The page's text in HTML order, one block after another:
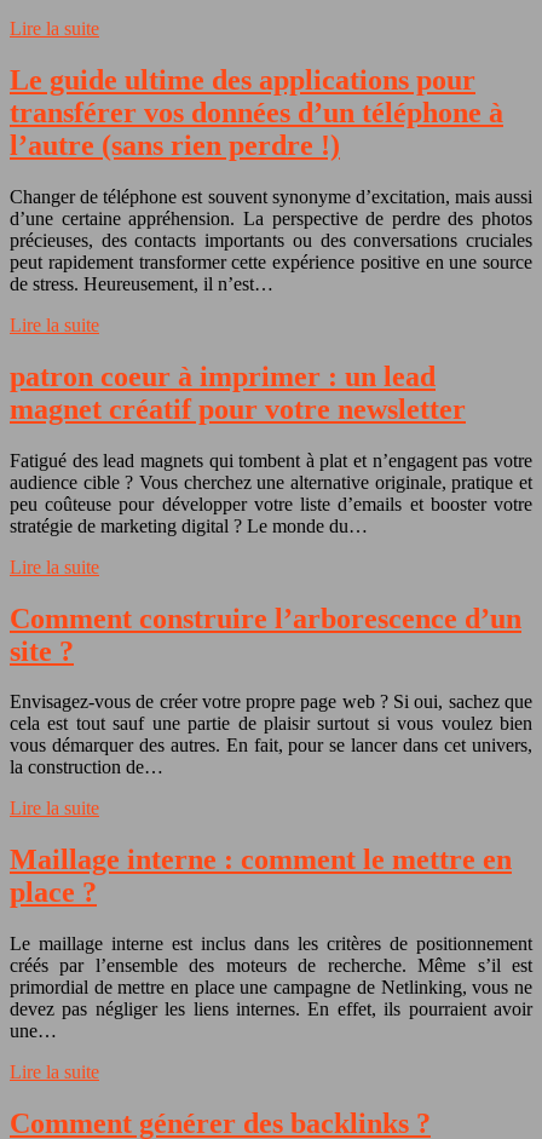
Lire la suite
Le guide ultime des applications pour
transférer vos données d’un téléphone à
l’autre (sans rien perdre !)
Changer de téléphone est souvent synonyme d’excitation, mais aussi
d’une certaine appréhension. La perspective de perdre des photos
précieuses, des contacts importants ou des conversations cruciales
peut rapidement transformer cette expérience positive en une source
de stress. Heureusement, il n’est…
Lire la suite
patron coeur à imprimer : un lead
magnet créatif pour votre newsletter
Fatigué des lead magnets qui tombent à plat et n’engagent pas votre
audience cible ? Vous cherchez une alternative originale, pratique et
peu coûteuse pour développer votre liste d’emails et booster votre
stratégie de marketing digital ? Le monde du…
Lire la suite
Comment construire l’arborescence d’un
site ?
Envisagez-vous de créer votre propre page web ? Si oui, sachez que
cela est tout sauf une partie de plaisir surtout si vous voulez bien
vous démarquer des autres. En fait, pour se lancer dans cet univers,
la construction de…
Lire la suite
Maillage interne : comment le mettre en
place ?
Le maillage interne est inclus dans les critères de positionnement
créés par l’ensemble des moteurs de recherche. Même s’il est
primordial de mettre en place une campagne de Netlinking, vous ne
devez pas négliger les liens internes. En effet, ils pourraient avoir
une…
Lire la suite
Comment générer des backlinks ?